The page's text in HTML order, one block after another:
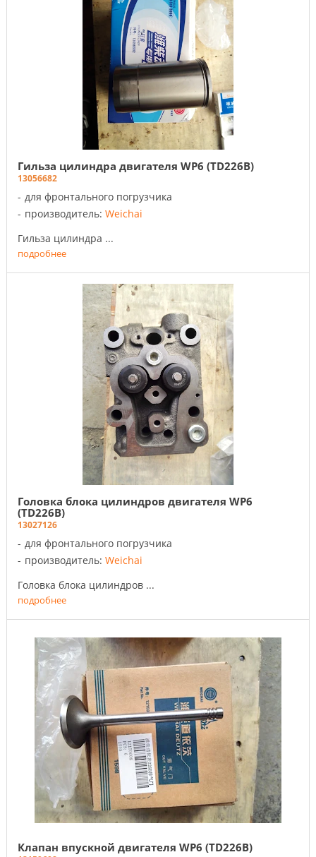
Гильза цилиндра двигателя WP6 (TD226B)
13056682
для фронтального погрузчика
производитель: Weichai
Гильза цилиндра ...
подробнее
Головка блока цилиндров двигателя WP6
(TD226B)
13027126
для фронтального погрузчика
производитель: Weichai
Головка блока цилиндров ...
подробнее
Клапан впускной двигателя WP6 (TD226B)